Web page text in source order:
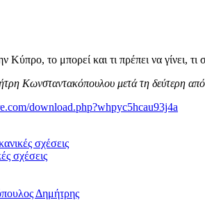
Κύπρο, το μπορεί και τι πρέπει να γίνει,
Κωνσταντακόπουλου μετά τη δεύτερη
download.php?whpyc5hcau93j4a
σχέσεις
σχέσεις
Δημήτρης